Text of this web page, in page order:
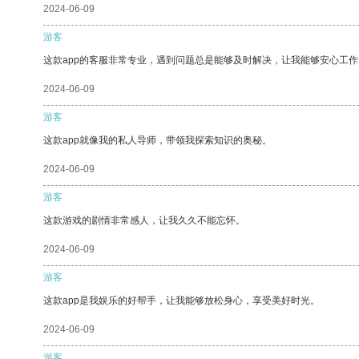
2024-06-09
游客
这款app的客服非常专业，遇到问题总是能够及时解决，让我能够安心工
2024-06-09
游客
这款app就像我的私人导师，带领我探索知识的奥秘。
2024-06-09
游客
这款游戏的剧情非常感人，让我久久不能忘怀。
2024-06-09
游客
这款app是我娱乐的好帮手，让我能够放松身心，享受美好时光。
2024-06-09